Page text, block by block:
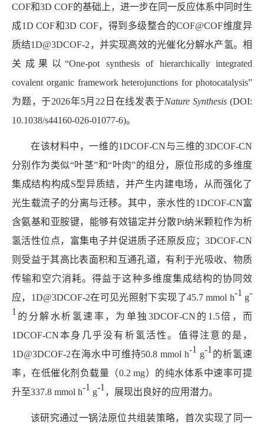
COF和3D COF的基础上，进一步在同一反应体系中同时生
成1D COF和3D COF，得到多级整合的COF@COF维度异
质结1D@3DCOF-2 ，并实现高效的光催化分解水产氢。相
关成果以“One-pot synthesis of hierarchically integrated
covalent organic framework heterojunctions for photocatalysis”
为题，于2026年5月 22 日 在线发表于Nature Synthesis (DOI:
10.1038/s44160-026-01077-6)。
在该材料中，一维的1DCOF-CN与三维的3DCOF-CN
分别作为类似“叶茎”和“叶肉”的组分，原位形成的多维度
集成结构构成S型异质结，并产生内建电场，从而强化了
光生载流子的分离与迁移。其中，亲水性的1DCOF-CN富
含氨基和亚胺键，能够有效锚定并分散Pt纳米颗粒作为析
氢活性位点，富集电子并促进质子还原反应； 3DCOF-CN
则受益于其高比表面积和互通孔道，有利于光吸收、物质
传输和空穴消耗。得益于这种多维度集成结构的协同效
应， 1D@3DCOF-2在可见光照射下实现了45.7 mmol h-1 g-
1 的分解水析氢速率，为单独 3DCOF-CN 的 1.5倍，而
1DCOF-CN本身几乎没有析氢活性。值得注意的是，
1D@3DCOF-2在海水中可维持50.8 mmol h-1 g-1 的析氢速
率，在低催化剂负载量（0.2 mg）的纯水体系中速率可提
升至337.8 mmol h-1 g-1 ，展现出良好的应用潜力。
该研究通过一锅法原位共组装策略，首次实现了同一